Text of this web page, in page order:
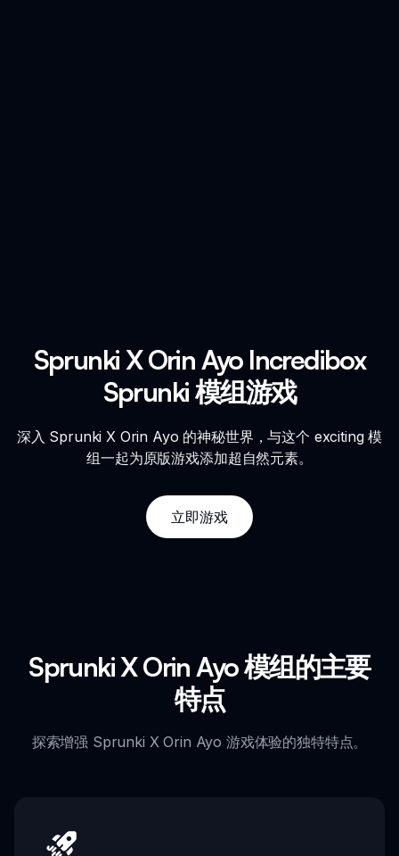
Sprunki X Orin Ayo Incredibox
Sprunki 模组游戏
深入 Sprunki X Orin Ayo 的神秘世界，与这个 exciting 模
组一起为原版游戏添加超自然元素。
立即游戏
Sprunki X Orin Ayo 模组的主要
特点
探索增强 Sprunki X Orin Ayo 游戏体验的独特特点。